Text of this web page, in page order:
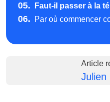
05. Faut-il passer à la
06. Par où commencer
Article
Julien